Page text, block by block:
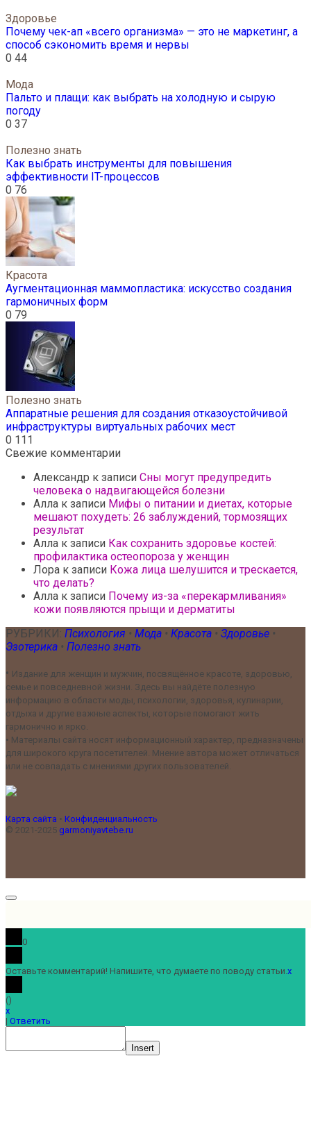
Здоровье
Почему чек-ап «всего организма» — это не маркетинг, а
способ сэкономить время и нервы
0 44
Мода
Пальто и плащи: как выбрать на холодную и сырую
погоду
0 37
Полезно знать
Как выбрать инструменты для повышения
эффективности IT-процессов
0 76
Красота
Аугментационная маммопластика: искусство создания
гармоничных форм
0 79
Полезно знать
Аппаратные решения для создания отказоустойчивой
инфраструктуры виртуальных рабочих мест
0 111
Свежие комментарии
Александр к записи Сны могут предупредить
человека о надвигающейся болезни
Алла к записи Мифы о питании и диетах, которые
мешают похудеть: 26 заблуждений, тормозящих
результат
Алла к записи Как сохранить здоровье костей:
профилактика остеопороза у женщин
Лора к записи Кожа лица шелушится и трескается,
что делать?
Алла к записи Почему из-за «перекармливания»
кожи появляются прыщи и дерматиты
РУБРИКИ: Психология • Мода • Красота • Здоровье •
Эзотерика • Полезно знать
• Издание для женщин и мужчин, посвящённое красоте, здоровью,
семье и повседневной жизни. Здесь вы найдёте полезную
информацию в области моды, психологии, здоровья, кулинарии,
отдыха и другие важные аспекты, которые помогают жить
гармонично и ярко.
• Материалы сайта носят информационный характер, предназначены
для широкого круга посетителей. Мнение автора может отличаться
или не совпадать с мнениями других пользователей.
Карта сайта • Конфиденциальность
© 2021-2025 garmoniyavtebe.ru
0
Оставьте комментарий! Напишите, что думаете по поводу статьи.x
()
x
| Ответить
Insert